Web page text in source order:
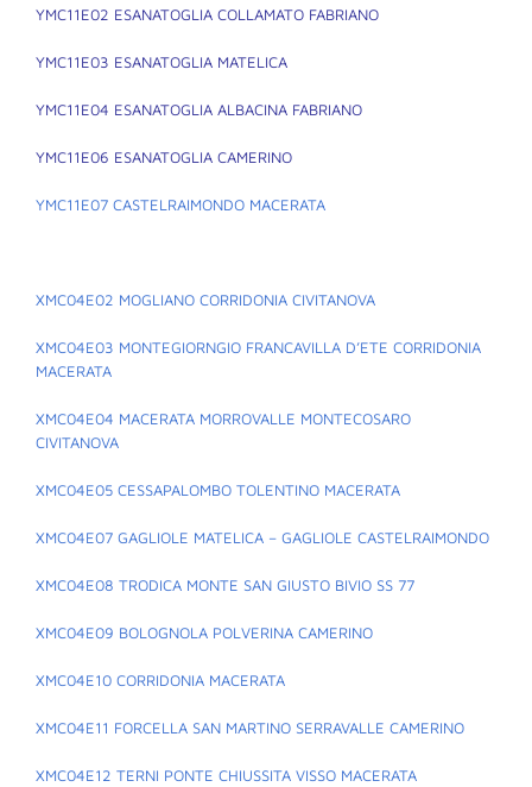
YMC11E02 ESANATOGLIA COLLAMATO FABRIANO
YMC11E03 ESANATOGLIA MATELICA
YMC11E04 ESANATOGLIA ALBACINA FABRIANO
YMC11E06 ESANATOGLIA CAMERINO
YMC11E07 CASTELRAIMONDO MACERATA
XMC04E02 MOGLIANO CORRIDONIA CIVITANOVA
XMC04E03 MONTEGIORNGIO FRANCAVILLA D’ETE CORRIDONIA
MACERATA
XMC04E04 MACERATA MORROVALLE MONTECOSARO
CIVITANOVA
XMC04E05 CESSAPALOMBO TOLENTINO MACERATA
XMC04E07 GAGLIOLE MATELICA – GAGLIOLE CASTELRAIMONDO
XMC04E08 TRODICA MONTE SAN GIUSTO BIVIO SS 77
XMC04E09 BOLOGNOLA POLVERINA CAMERINO
XMC04E10 CORRIDONIA MACERATA
XMC04E11 FORCELLA SAN MARTINO SERRAVALLE CAMERINO
XMC04E12 TERNI PONTE CHIUSSITA VISSO MACERATA